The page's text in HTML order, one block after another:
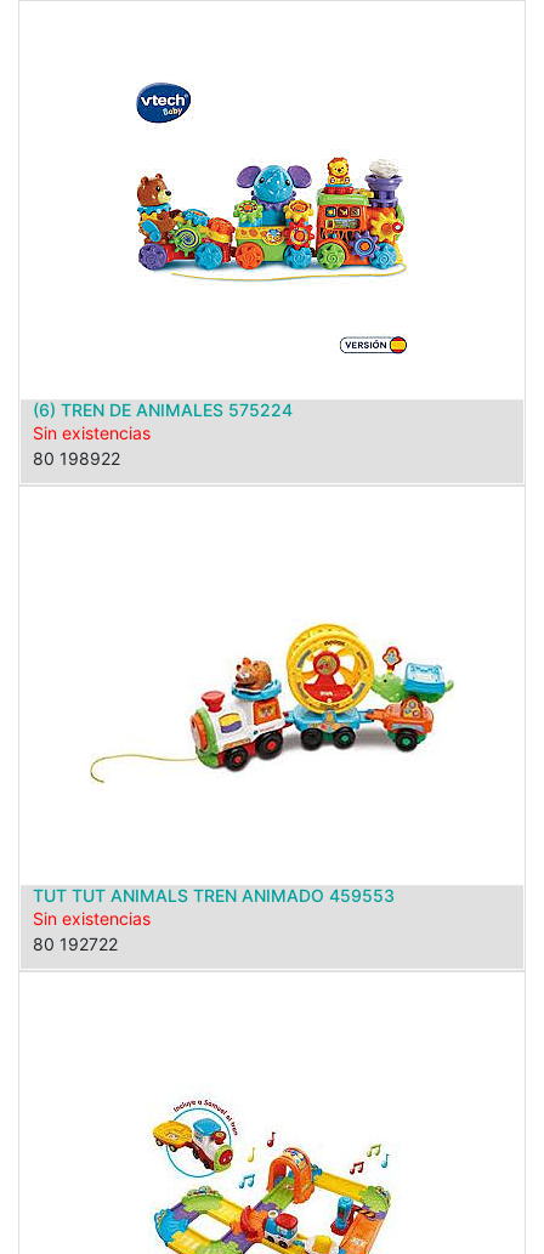
(6) TREN DE ANIMALES 575224
Sin existencias
80 198922
TUT TUT ANIMALS TREN ANIMADO 459553
Sin existencias
80 192722